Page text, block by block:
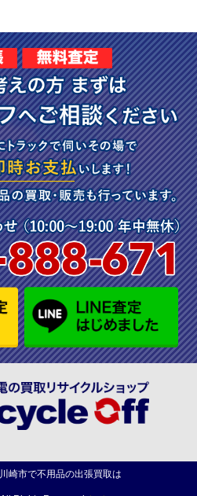
川崎市で不用品の出張買取は